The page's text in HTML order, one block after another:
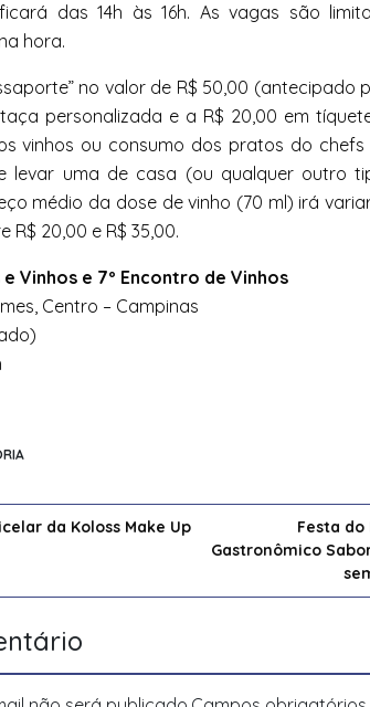
das 14h às 16h. As vagas são
hora.
no valor de R$ 50,00 (antecipado
personalizada e a R$ 20,00 em
vinhos ou consumo dos pratos do chefs
levar uma de casa (ou qualquer outro
médio da dose devinho (70 ml) irá
20,00 e R$ 35,00.
e Vinhos e 7º Encontro de Vinhos
Centro – Campinas
da Koloss Make Up
Festa
Gastronômico